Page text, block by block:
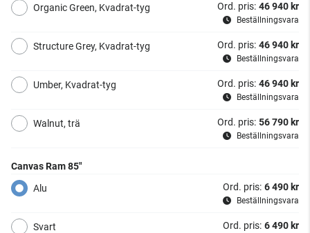
Organic Green, Kvadrat-tyg
Beställningsvara
Ord. pris: 46 940 kr
Structure Grey, Kvadrat-tyg
Beställningsvara
Ord. pris: 46 940 kr
Umber, Kvadrat-tyg
Beställningsvara
Ord. pris: 46 940 kr
Walnut, trä
Beställningsvara
Ord. pris: 56 790 kr
Canvas Ram 85"
Alu
Beställningsvara
Ord. pris: 6 490 kr
Svart Ord. pris: 6 490 kr